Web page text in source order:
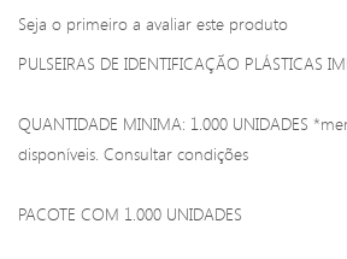
Seja o primeiro a avaliar este produto
PULSEIRAS DE IDENTIFICAÇÃO PLÁSTICAS
QUANTIDADE MINIMA: 1.000 UNIDADES
disponíveis. Consultar condições
PACOTE COM 1.000 UNIDADES